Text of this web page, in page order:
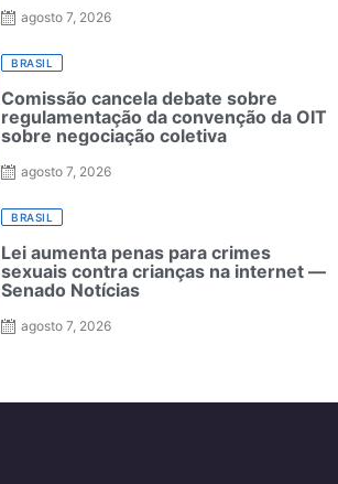
agosto 7, 2026
BRASIL
Comissão cancela debate sobre
regulamentação da convenção da OIT
sobre negociação coletiva
agosto 7, 2026
BRASIL
Lei aumenta penas para crimes
sexuais contra crianças na internet —
Senado Notícias
agosto 7, 2026